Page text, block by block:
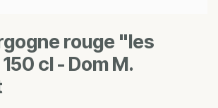
rouge "les
cl - Dom M.